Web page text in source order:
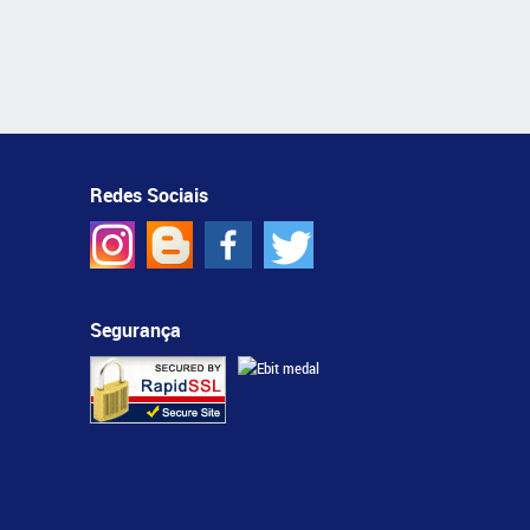
Redes Sociais
Segurança